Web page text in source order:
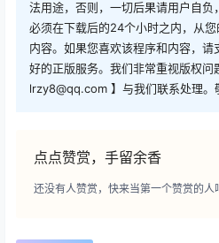
法用途，否则，一切后果请用户自负
必须在下载后的24个小时之内，从
内容。如果您喜欢该程序和内容，
好的正版服务。我们非常重视版权问
lrzy8@qq.com 】与我们联系处理。
点点赞赏，手留余香
还没有人赞赏，快来当第一个赞赏的人